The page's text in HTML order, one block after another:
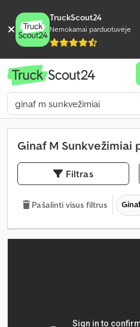
TruckScout24
Nemokamai parduotuvėje
Ginaf M Sunkvežimiai
Filtras
Pašalinti visus filtrus